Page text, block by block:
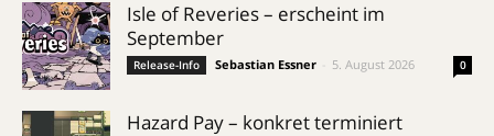
Isle of Reveries – erscheint im
September
Release-Info Sebastian Essner 5. August 2026 0
Hazard Pay – konkret terminiert